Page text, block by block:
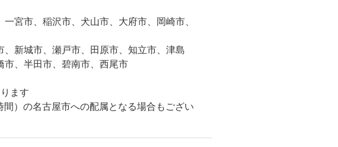
宮市、稲沢市、犬山市、大府市、岡崎市、
新城市、瀬戸市、田原市、知立市、津島
市、半田市、碧南市、西尾市
ます
）の名古屋市への配属となる場合もござい